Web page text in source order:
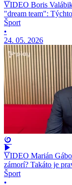
VIDEO Boris
"dream team":
Šport
•
24. 05. 2026
VIDEO Marián
zámorí? Takáto je
Šport
•